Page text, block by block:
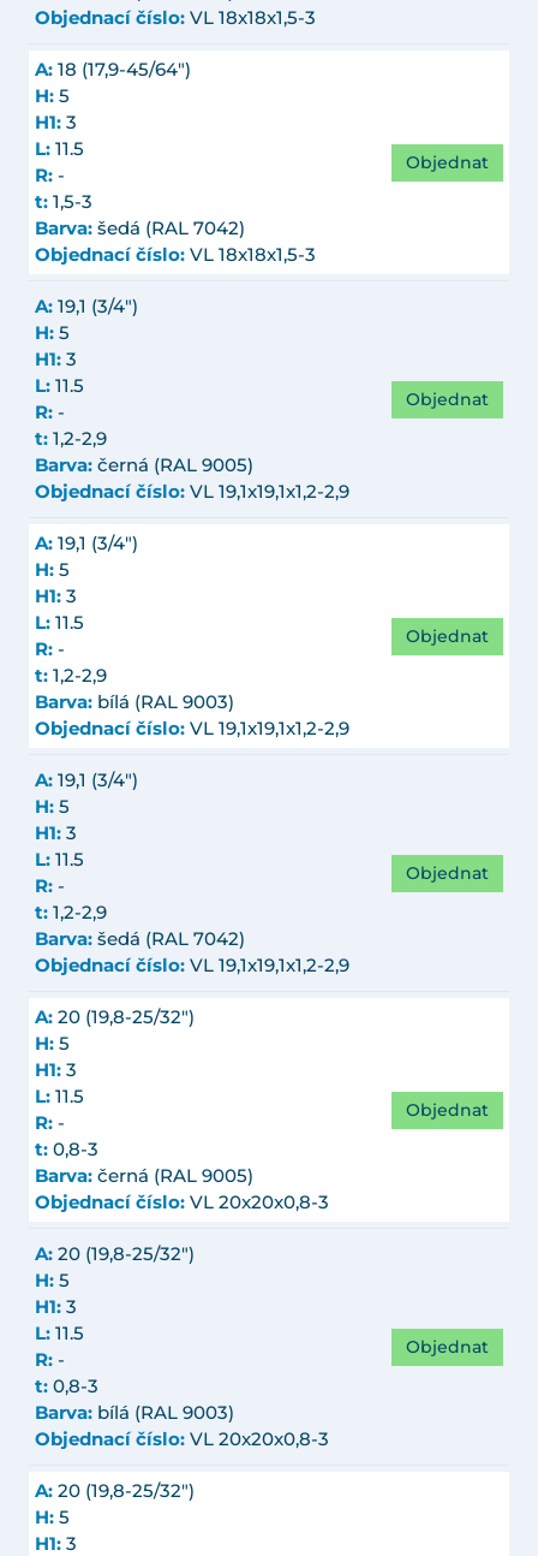
Objednací číslo: VL 18x18x1,5-3
A: 18 (17,9-45/64")
H: 5
H1: 3
L: 11.5
R: -
t: 1,5-3
Barva: šedá (RAL 7042)
Objednací číslo: VL 18x18x1,5-3
Objednat
A: 19,1 (3/4")
H: 5
H1: 3
L: 11.5
R: -
t: 1,2-2,9
Barva: černá (RAL 9005)
Objednací číslo: VL 19,1x19,1x1,2-2,9
Objednat
A: 19,1 (3/4")
H: 5
H1: 3
L: 11.5
R: -
t: 1,2-2,9
Barva: bílá (RAL 9003)
Objednací číslo: VL 19,1x19,1x1,2-2,9
Objednat
A: 19,1 (3/4")
H: 5
H1: 3
L: 11.5
R: -
t: 1,2-2,9
Barva: šedá (RAL 7042)
Objednací číslo: VL 19,1x19,1x1,2-2,9
Objednat
A: 20 (19,8-25/32")
H: 5
H1: 3
L: 11.5
R: -
t: 0,8-3
Barva: černá (RAL 9005)
Objednací číslo: VL 20x20x0,8-3
Objednat
A: 20 (19,8-25/32")
H: 5
H1: 3
L: 11.5
R: -
t: 0,8-3
Barva: bílá (RAL 9003)
Objednací číslo: VL 20x20x0,8-3
Objednat
A: 20 (19,8-25/32")
H: 5
H1: 3